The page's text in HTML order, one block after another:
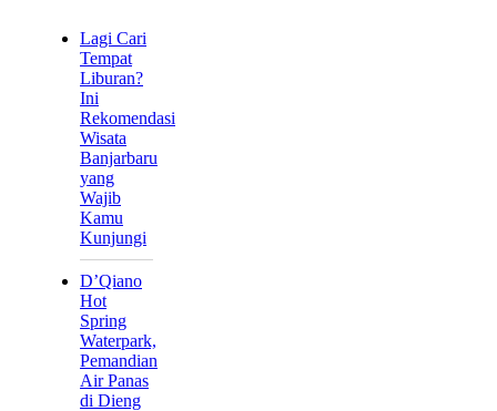
Lagi Cari
Tempat
Liburan?
Ini
Rekomendasi
Wisata
Banjarbaru
yang
Wajib
Kamu
Kunjungi
D’Qiano
Hot
Spring
Waterpark,
Pemandian
Air Panas
di Dieng